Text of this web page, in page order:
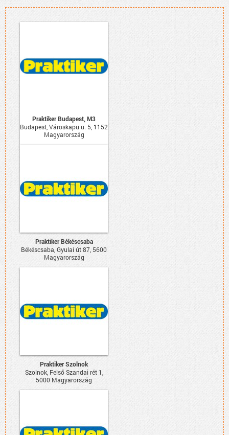
Praktiker Budapest, M3
Budapest, Városkapu u. 5, 1152
Magyarország
Praktiker Békéscsaba
Békéscsaba, Gyulai út 87, 5600
Magyarország
Praktiker Szolnok
Szolnok, Felső Szandai rét 1,
5000 Magyarország